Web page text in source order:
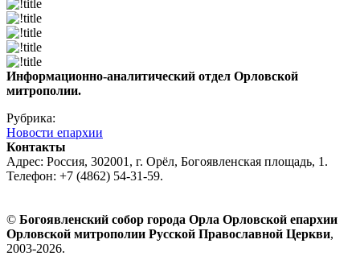
Информационно-аналитический отдел Орловской
митрополии.
Рубрика:
Новости епархии
Контакты
Адрес: Россия, 302001, г. Орёл, Богоявленская площадь, 1.
Телефон: +7 (4862) 54-31-59.
© Богоявленский собор города Орла Орловской епархии
Орловской митрополии Русской Православной Церкви,
2003-2026.